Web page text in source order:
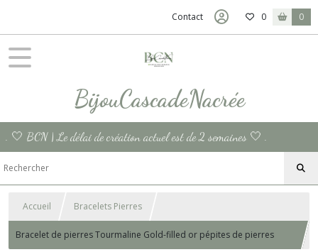
Contact 0 0
BijouCascadeNacrée
. 🤍 BCN | Le délai de création actuel est de 2 semaines 🤍 .
Accueil Bracelets Pierres
Bracelet de pierres Tourmaline Gold-filled or pépites de pierres